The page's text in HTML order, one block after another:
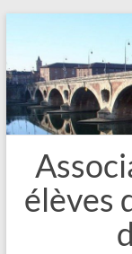
contenu
élèves